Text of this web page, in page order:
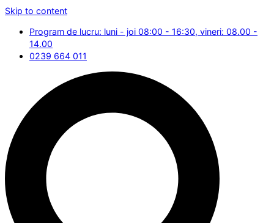
Skip to content
Program de lucru: luni - joi 08:00 - 16:30, vineri: 08.00 -
14.00
0239 664 011